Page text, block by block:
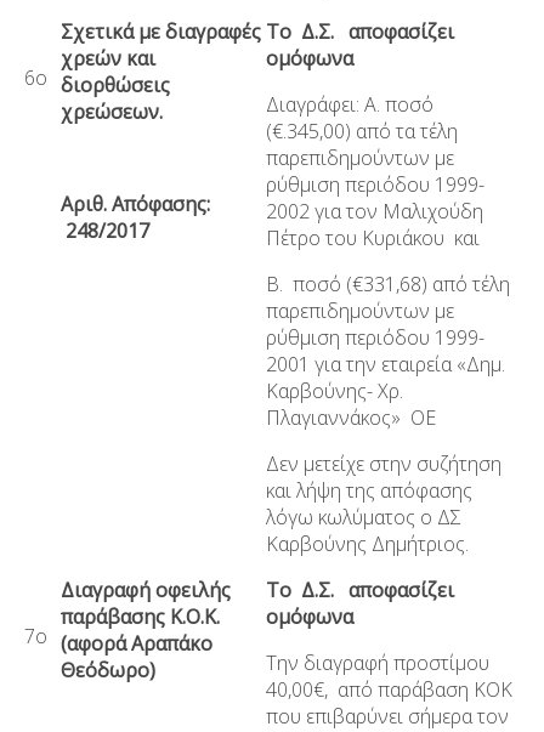
6ο
Σχετικά με διαγραφές
χρεών και
διορθώσεις
χρεώσεων.
Αριθ. Απόφασης:
248/2017
Το Δ.Σ. αποφασίζει
ομόφωνα
Διαγράφει: Α. ποσό
(€.345,00) από τα τέλη
παρεπιδημούντων με
ρύθμιση περιόδου 1999-
2002για τον Μαλιχούδη
Πέτρο του Κυριάκου και
Β. ποσό (€331,68) από τέλη
παρεπιδημούντων με
ρύθμιση περιόδου 1999-
2001 για την εταιρεία «Δημ.
Καρβούνης- Χρ.
Πλαγιαννάκος» ΟΕ
Δεν μετείχε στην συζήτηση
και λήψη της απόφασης
λόγω κωλύματος ο ΔΣ
Καρβούνης Δημήτριος.
7ο
Διαγραφή οφειλής
παράβασης Κ.Ο.Κ.
(αφορά Αραπάκο
Θεόδωρο)
Το Δ.Σ. αποφασίζει
ομόφωνα
Την διαγραφή προστίμου
40,00€, από παράβαση ΚΟΚ
που επιβαρύνει σήμερα τον